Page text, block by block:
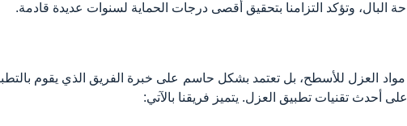
البال، وتؤكد التزامنا بتحقيق أقصى درجات الحماية لسنوات عديدة قادمة.
العزل للأسطح، بل تعتمد بشكل حاسم على خبرة الفريق الذي يقوم
أحدث تقنيات تطبيق العزل. يتميز فريقنا بالآتي: